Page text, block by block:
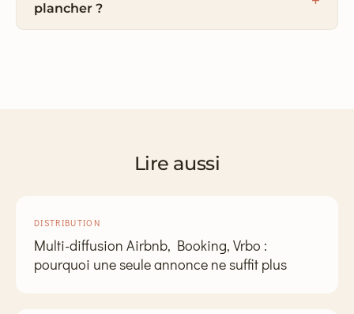
plancher ?
Lire aussi
DISTRIBUTION
Multi-diffusion Airbnb, Booking, Vrbo :
pourquoi une seule annonce ne suffit plus